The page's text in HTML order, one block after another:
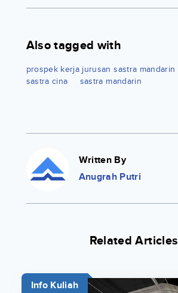
Also tagged with
prospek kerja jurusan sastra mandarin
sastra cina
sastra mandarin
Written By
Anugrah Putri
Related Articles
Info Kuliah